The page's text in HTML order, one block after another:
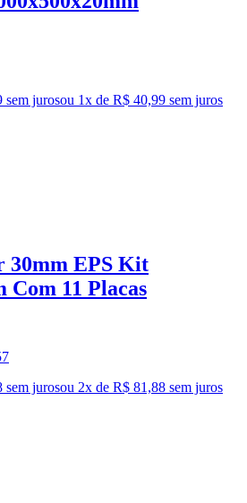
sem jurosou 1x de R$ 40,99 sem juros
30mm EPS Kit
Com 11 Placas
sem jurosou 2x de R$ 81,88 sem juros